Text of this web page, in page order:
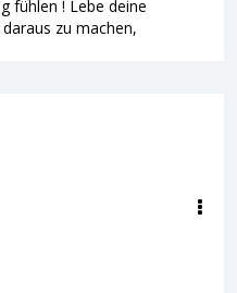
fühlen ! Lebe deine
zu machen,